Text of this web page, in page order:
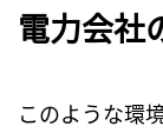
電力会社
このような環